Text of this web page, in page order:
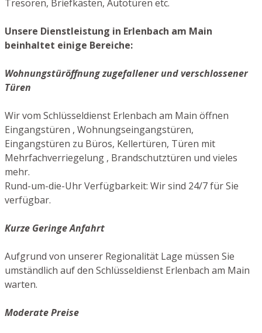
Tresoren, Briefkästen, Autotüren etc.
Unsere Dienstleistung in Erlenbach am Main
beinhaltet einige Bereiche:
Wohnungstüröffnung zugefallener und verschlossener
Türen
Wir vom Schlüsseldienst Erlenbach am Main öffnen
Eingangstüren , Wohnungseingangstüren,
Eingangstüren zu Büros, Kellertüren, Türen mit
Mehrfachverriegelung , Brandschutztüren und vieles
mehr.
Rund-um-die-Uhr Verfügbarkeit: Wir sind 24/7 für Sie
verfügbar.
Kurze Geringe Anfahrt
Aufgrund von unserer Regionalität Lage müssen Sie
umständlich auf den Schlüsseldienst Erlenbach am Main
warten.
Moderate Preise